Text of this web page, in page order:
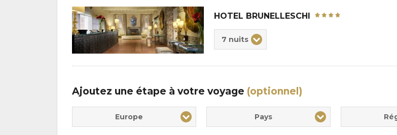
HOTEL BRUNELLESCHI
7 nuits
Ajoutez une étape à votre voyage (optionnel)
Europe Pays